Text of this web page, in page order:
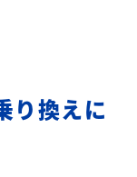
り換えに